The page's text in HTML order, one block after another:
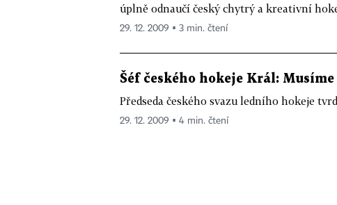
úplně odnaučí český chytrý a kreativní
29. 12. 2009 ▪ 3 min. čtení
Šéf českého hokeje Král:
Předseda českého svazu ledního hokeje
29. 12. 2009 ▪ 4 min. čtení